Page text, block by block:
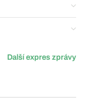
Další expres zprávy